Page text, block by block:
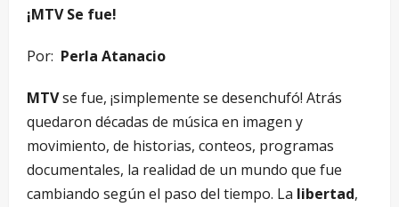
¡MTV Se fue!
Por: Perla Atanacio
MTVse fue, ¡simplemente se desenchufó! Atrás
quedaron décadas de música en imagen y
movimiento, de historias, conteos, programas
documentales, la realidad de un mundo que fue
cambiando según el paso del tiempo. La libertad,